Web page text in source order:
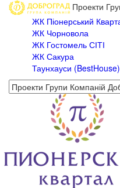
Проекти
ЖК Піонерський
ЖК Чорновола
ЖК Гостомель СІТІ
ЖК Сакура
Таунхауси (BestHouse)